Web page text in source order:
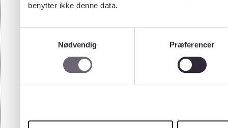
benytter ikke denne data.
Nødvendig
Præferencer